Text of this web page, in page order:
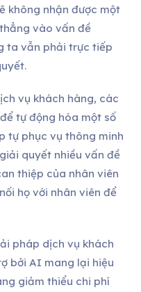
không nhận được một
vào vấn đề
ta vẫn phải trực tiếp
vụ khách hàng, các
tự động hóa một số
tự phục vụ thông minh
quyết nhiều vấn đề
thiệp của nhân viên
họ với nhân viên để
pháp dịch vụ khách
bởi AI mang lại hiệu
giảm thiểu chi phí